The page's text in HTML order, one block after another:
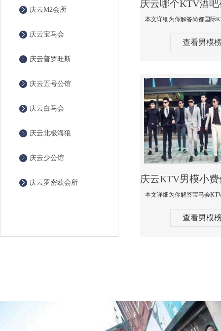
庆云M2会所
庆云宝马会
庆云普罗旺斯
庆云五号公馆
庆云白马会
庆云北极海狼
庆云少公馆
庆云罗密欧会所
查看男模
查看男模